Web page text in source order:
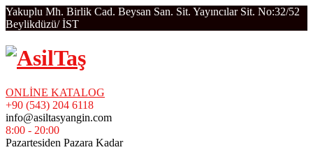
Yakuplu Mh. Birlik Cad. Beysan San. Sit. Yayıncılar Sit. No:32/52
Beylikdüzü/ İST
ONLİNE KATALOG
+90 (543) 204 6118
info@asiltasyangin.com
8:00 - 20:00
Pazartesiden Pazara Kadar